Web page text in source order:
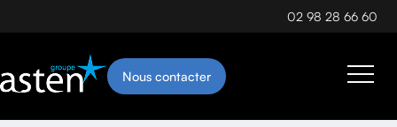
02 98 28 66 60
Nous contacter